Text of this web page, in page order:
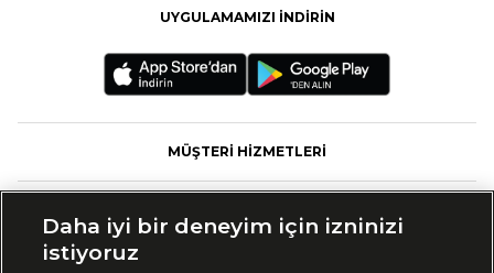
UYGULAMAMIZI İNDİRİN
MÜŞTERİ HİZMETLERİ
Daha iyi bir deneyim için izninizi
istiyoruz